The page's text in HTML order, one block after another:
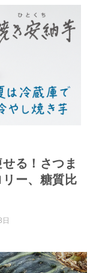
る！さつま
ー、糖質比